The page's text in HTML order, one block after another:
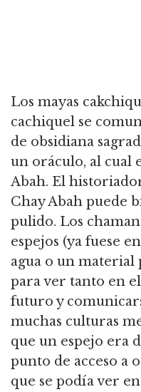
Los mayas
cachiquel se
de obsidiana
un oráculo, al cual
Abah. El
Chay Abah puede
pulido. Los
espejos (ya fuese
agua o un material
para ver tanto en
futuro y
muchas culturas
que un espejo era
punto de acceso a
que se podía ver